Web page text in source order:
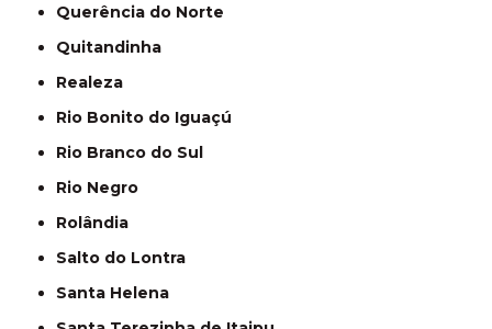
Querência do Norte
Quitandinha
Realeza
Rio Bonito do Iguaçú
Rio Branco do Sul
Rio Negro
Rolândia
Salto do Lontra
Santa Helena